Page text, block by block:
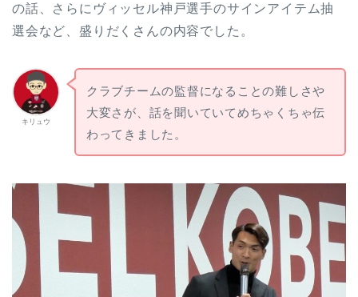
の話、さらにヴィッセル神戸選手のサインアイテム抽
選会など、盛りだくさんの内容でした。
キリュウ
クラブチームの監督になることの難しさや
大変さが、話を聞いていてめちゃくちゃ伝
わってきました。